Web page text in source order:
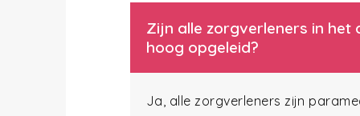
Zijn alle zorgverleners in het
hoog opgeleid?
Ja, alle zorgverleners zijn